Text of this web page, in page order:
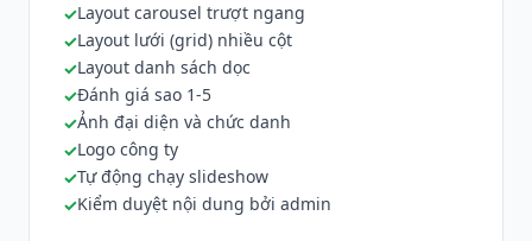
Layout carousel trượt ngang
Layout lưới (grid) nhiều cột
Layout danh sách dọc
Đánh giá sao 1-5
Ảnh đại diện và chức danh
Logo công ty
Tự động chạy slideshow
Kiểm duyệt nội dung bởi admin